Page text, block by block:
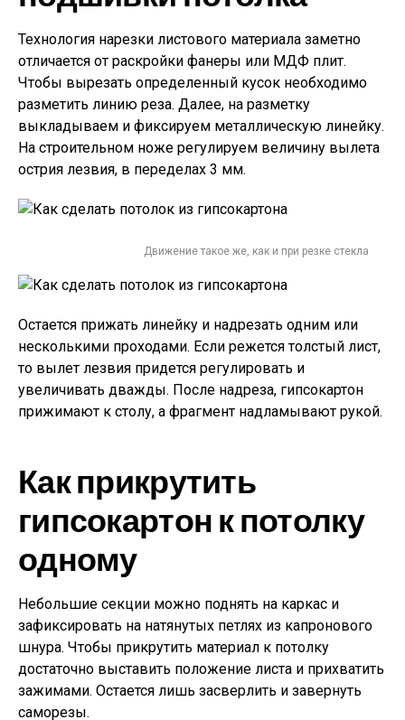
Технология нарезки листового материала заметно
отличается от раскройки фанеры или МДФ плит.
Чтобы вырезать определенный кусок необходимо
разметить линию реза. Далее, на разметку
выкладываем и фиксируем металлическую линейку.
На строительном ноже регулируем величину вылета
острия лезвия, в переделах 3 мм.
Движение такое же, как и при резке стекла
Остается прижать линейку и надрезать одним или
несколькими проходами. Если режется толстый лист,
то вылет лезвия придется регулировать и
увеличивать дважды. После надреза, гипсокартон
прижимают к столу, а фрагмент надламывают рукой.
Как прикрутить
гипсокартон к потолку
одному
Небольшие секции можно поднять на каркас и
зафиксировать на натянутых петлях из капронового
шнура. Чтобы прикрутить материал к потолку
достаточно выставить положение листа и прихватить
зажимами. Остается лишь засверлить и завернуть
саморезы.